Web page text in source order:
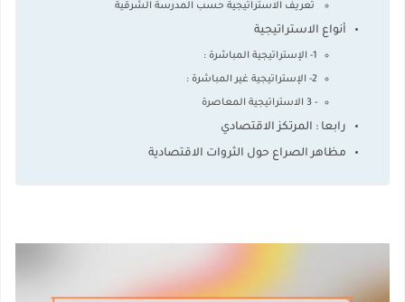
تعريف الاستراتيجية حسب المدرسة الشرقية
أنواع الاستراتيجية
1- الإستراتيجية المباشرة :
2- الإستراتيجية غير المباشرة :
- 3 الاستراتيجية المعاصرة
رابعا : المرتكز الاقتصادي
مظاهر الصراع حول الثروات الاقتصادية